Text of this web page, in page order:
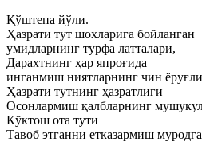
Қўштепа йўли.
Ҳазрати тут шохларига бойланган
умидларнинг турфа латталари,
Дарахтнинг ҳар япроғида
инганмиш ниятларнинг чин
Ҳазрати тутнинг ҳазратлиги
Осонлармиш қалбларнинг
Кўктош ота тути
Тавоб этганни етказармиш муродга